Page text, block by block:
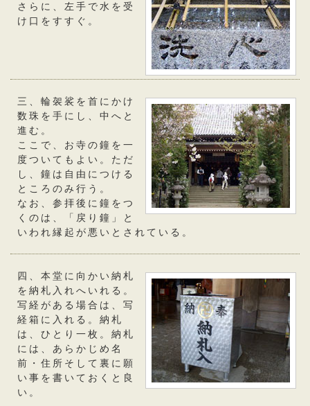
さらに、左手で水を受
け口をすすぐ。
三、輪袈裟を首にかけ
数珠を手にし、中へと
進む。
ここで、お寺の鐘を一
度ついてもよい。ただ
し、鐘は自由につける
ところのみ行う。
なお、参拝後に鐘をつ
くのは、「戻り鐘」と
いわれ縁起が悪いとされている。
四、本堂に向かい納札
を納札入れへいれる。
写経がある場合は、写
経箱に入れる。納札
は、ひとり一枚。納札
には、あらかじめ名
前・住所そして裏に願
い事を書いておくと良
い。